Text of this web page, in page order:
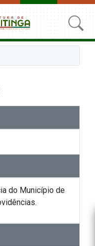
do Município de